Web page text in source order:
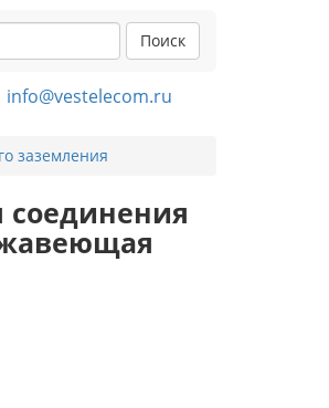
Поиск
info@vestelecom.ru
заземления
соединения